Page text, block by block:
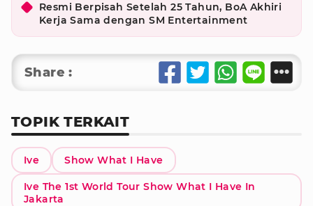
Resmi Berpisah Setelah 25 Tahun, BoA Akhiri
Kerja Sama dengan SM Entertainment
Share :
TOPIK TERKAIT
Ive Show What I Have
Ive The 1st World Tour Show What I Have In
Jakarta